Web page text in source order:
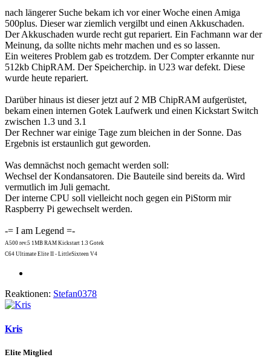
nach längerer Suche bekam ich vor einer Woche einen Amiga
500plus. Dieser war ziemlich vergilbt und einen Akkuschaden.
Der Akkuschaden wurde recht gut repariert. Ein Fachmann war der
Meinung, da sollte nichts mehr machen und es so lassen.
Ein weiteres Problem gab es trotzdem. Der Compter erkannte nur
512kb ChipRAM. Der Speicherchip. in U23 war defekt. Diese
wurde heute repariert.
Darüber hinaus ist dieser jetzt auf 2 MB ChipRAM aufgerüstet,
bekam einen internen Gotek Laufwerk und einen Kickstart Switch
zwischen 1.3 und 3.1
Der Rechner war einige Tage zum bleichen in der Sonne. Das
Ergebnis ist erstaunlich gut geworden.
Was demnächst noch gemacht werden soll:
Wechsel der Kondansatoren. Die Bauteile sind bereits da. Wird
vermutlich im Juli gemacht.
Der interne CPU soll vielleicht noch gegen ein PiStorm mir
Raspberry Pi gewechselt werden.
-= I am Legend =-
A500 rev.5 1MB RAM Kickstart 1.3 Gotek
C64 Ultimate Elite II - LittleSixteen V4
Reaktionen: Stefan0378
Kris
Elite Mitglied